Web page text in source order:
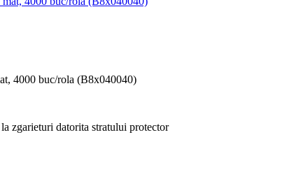
4000 buc/rola (B8x040040)
zgarieturi datorita stratului protector